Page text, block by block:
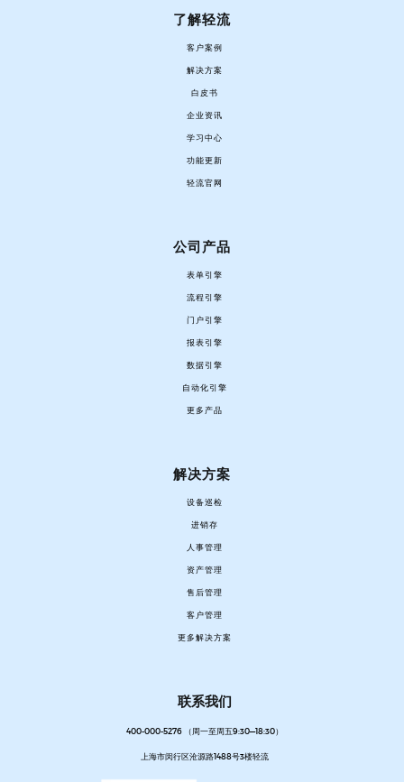
了解轻流
客户案例
解决方案
白皮书
企业资讯
学习中心
功能更新
轻流官网
公司产品
表单引擎
流程引擎
门户引擎
报表引擎
数据引擎
自动化引擎
更多产品
解决方案
设备巡检
进销存
人事管理
资产管理
售后管理
客户管理
更多解决方案
联系我们
400-000-5276 （周一至周五9:30—18:30）
上海市闵行区沧源路1488号3楼轻流